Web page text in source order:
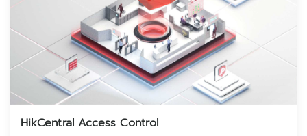
HikCentral Access Control